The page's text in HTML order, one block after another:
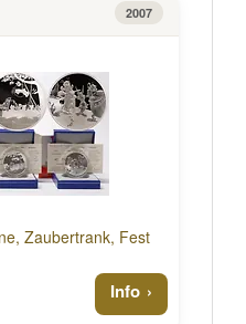
2007
Zaubertrank, Fest
Info